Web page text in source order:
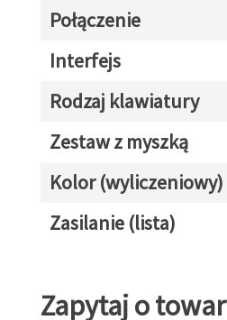
Połączenie
Interfejs
Rodzaj klawiatury
Zestaw z myszką
Kolor (wyliczeniowy)
Zasilanie (lista)
Zapytaj o towar
Zapytaj o towar